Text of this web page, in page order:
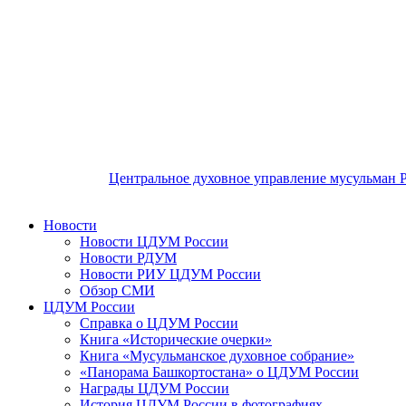
Центральное духовное управление мусульман
Новости
Новости ЦДУМ России
Новости РДУМ
Новости РИУ ЦДУМ России
Обзор СМИ
ЦДУМ России
Справка о ЦДУМ России
Книга «Исторические очерки»
Книга «Мусульманское духовное собрание»
«Панорама Башкортостана» о ЦДУМ России
Награды ЦДУМ России